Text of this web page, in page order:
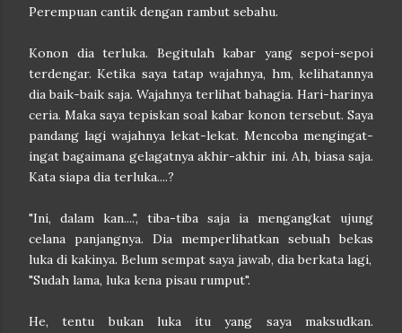
Perempuan cantik dengan rambut sebahu.
Konon dia terluka. Begitulah kabar yang sepoi-sepoi
terdengar. Ketika saya tatap wajahnya, hm, kelihatannya
dia baik-baik saja. Wajahnya terlihat bahagia. Hari-harinya
ceria. Maka saya tepiskan soal kabar konon tersebut. Saya
pandang lagi wajahnya lekat-lekat. Mencoba mengingat-
ingat bagaimana gelagatnya akhir-akhir ini. Ah, biasa saja.
Kata siapa dia terluka....?
"Ini, dalam kan....", tiba-tiba saja ia mengangkat ujung
celana panjangnya. Dia memperlihatkan sebuah bekas
luka di kakinya. Belum sempat saya jawab, dia berkata lagi,
"Sudah lama, luka kena pisau rumput".
He, tentu bukan luka itu yang saya maksudkan.